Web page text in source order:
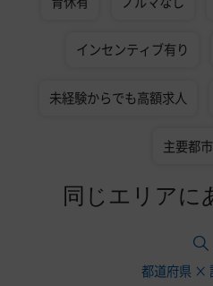
インセンティブ有り
未経験からでも高額求人
主要都
同じエリアに
都道府県 ×